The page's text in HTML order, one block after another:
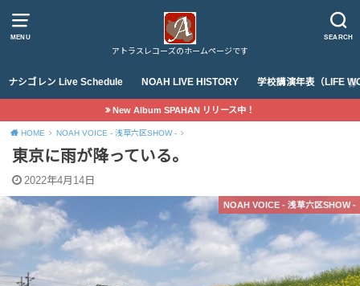
MENU SEARCH
アトラスレコーズのホームページです
ナシゴレン Live Schedule NOAH LIVE HISTORY 学校講演年表（LIFE
New Album SPAHAN リリース中！
HOME NOAH VOICE - 浅草六区SHOW -
東京に雨が降っている。
2022年4月14日
NOAH VOICE - 浅草六区SHOW -